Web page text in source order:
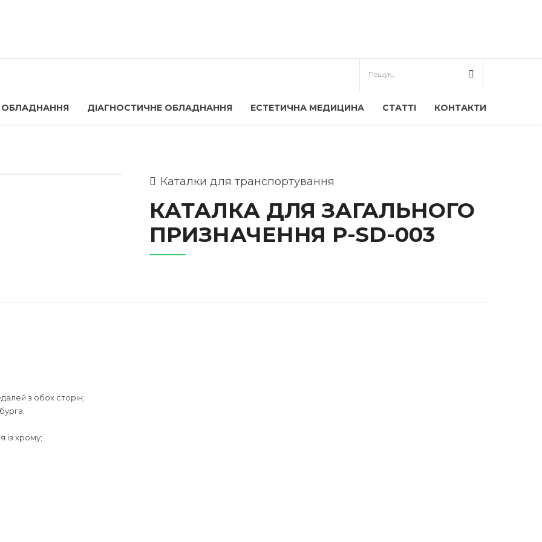
ДІАГНОСТИЧНЕ ОБЛАДНАННЯ ЕСТЕТИЧНА МЕДИЦИНА СТАТТІ КОНТАКТИ
Каталки для транспортування
КАТАЛКА ДЛЯ ЗАГАЛЬНОГО
ПРИЗНАЧЕННЯ P-SD-003
з обох сторін;
із хрому;